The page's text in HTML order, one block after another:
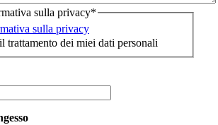
sulla privacy*
sulla privacy
trattamento dei miei dati personali